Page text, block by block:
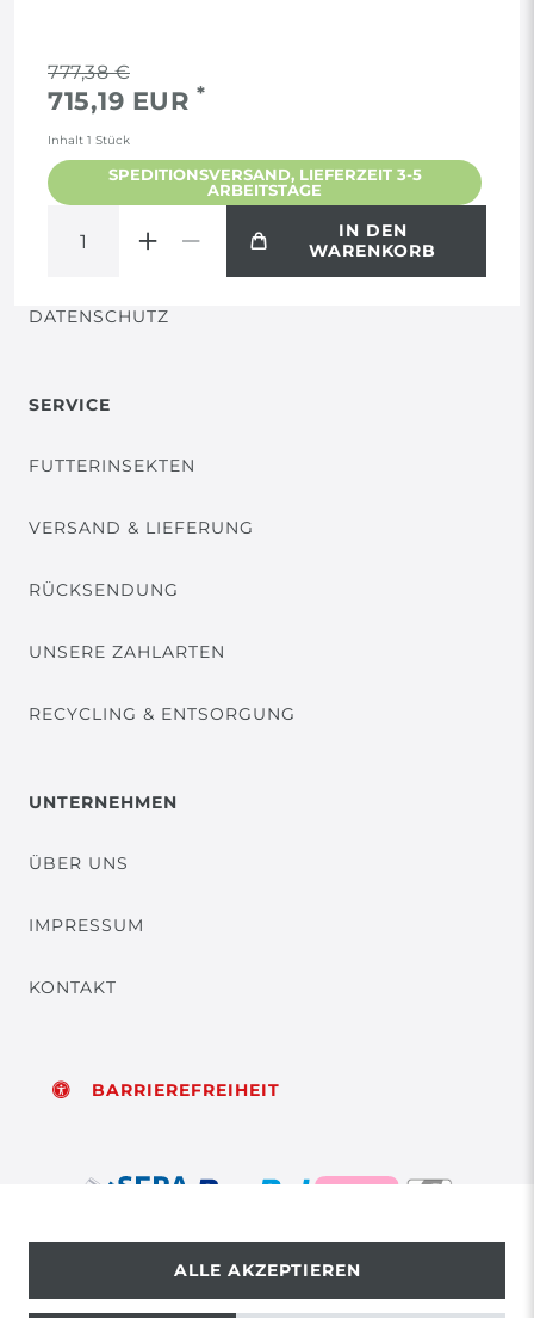
777,38 €
715,19 EUR *
Inhalt 1 Stück
SPEDITIONSVERSAND, LIEFERZEIT 3-5
ARBEITSTAGE
IN DEN
WARENKORB
RECHTLICHES
AGB
WIDERRUF
VERTRAG WIDERRUFEN
DATENSCHUTZ
SERVICE
FUTTERINSEKTEN
VERSAND & LIEFERUNG
RÜCKSENDUNG
UNSERE ZAHLARTEN
RECYCLING & ENTSORGUNG
UNTERNEHMEN
ÜBER UNS
IMPRESSUM
KONTAKT
BARRIEREFREIHEIT
© Copyright 2026 | Alle Rechte vorbehalten.
ALLE AKZEPTIEREN